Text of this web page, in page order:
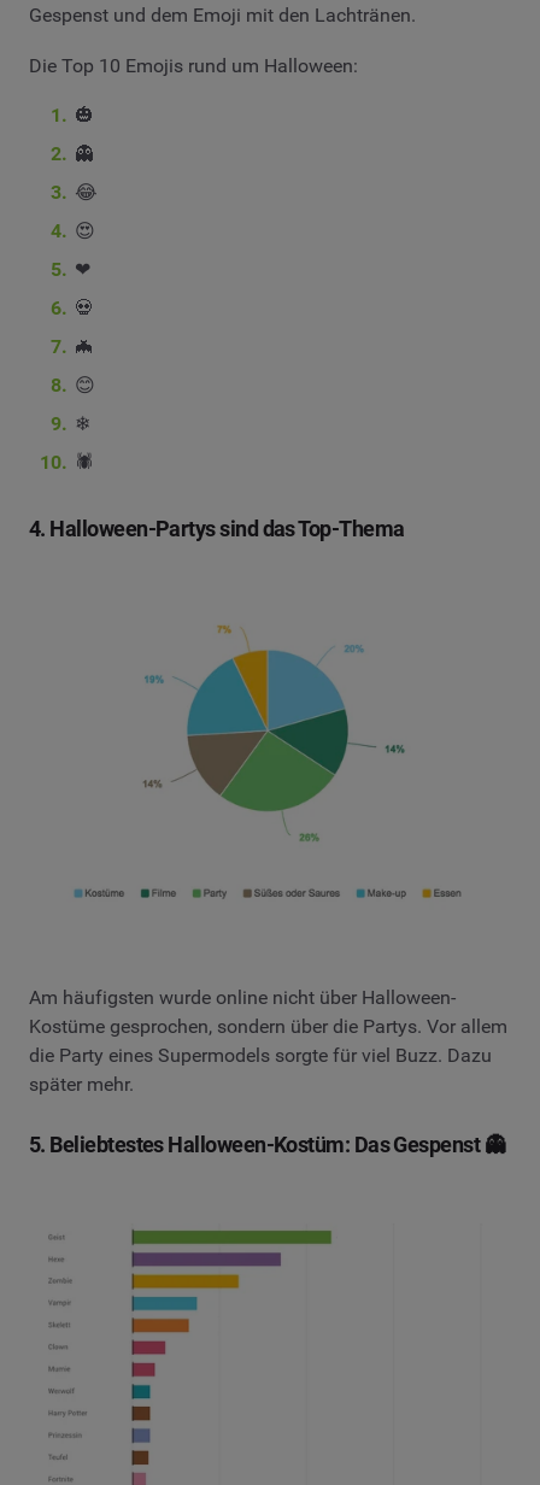
Gespenst und dem Emoji mit den Lachtränen.
Die Top 10 Emojis rund um Halloween:
🎃
👻
😂
😍
❤
💀
🦇
😊
❄
🕷
4. Halloween-Partys sind das Top-Thema
Am häufigsten wurde online nicht über Halloween-
Kostüme gesprochen, sondern über die Partys. Vor allem
die Party eines Supermodels sorgte für viel Buzz. Dazu
später mehr.
5. Beliebtestes Halloween-Kostüm: Das Gespenst 👻